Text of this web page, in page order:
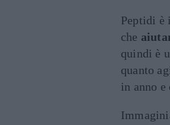
Peptidi è
che
quindi è
quanto
in anno